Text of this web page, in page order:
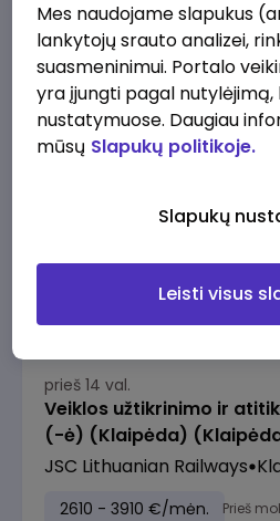
prieš 14 val.
Veiklos užtikrinimo ir
(-ė) (Kaunas) (Kaunas,
prieš 14 val.
Veiklos užtikrinimo ir
(-ė) (Klaipėda)
JSC Lithuanian Railways
2610 - 3910 €/mėn. Prieš
Mes naudojame slapukus
lankytojų srauto analizei,
suasmeninimui. Portalo
yra įjungti pagal nutylėjimą,
nustatymuose. Daugiau
mūsų Slapukų politikoje.
Slapukų
Leisti visus